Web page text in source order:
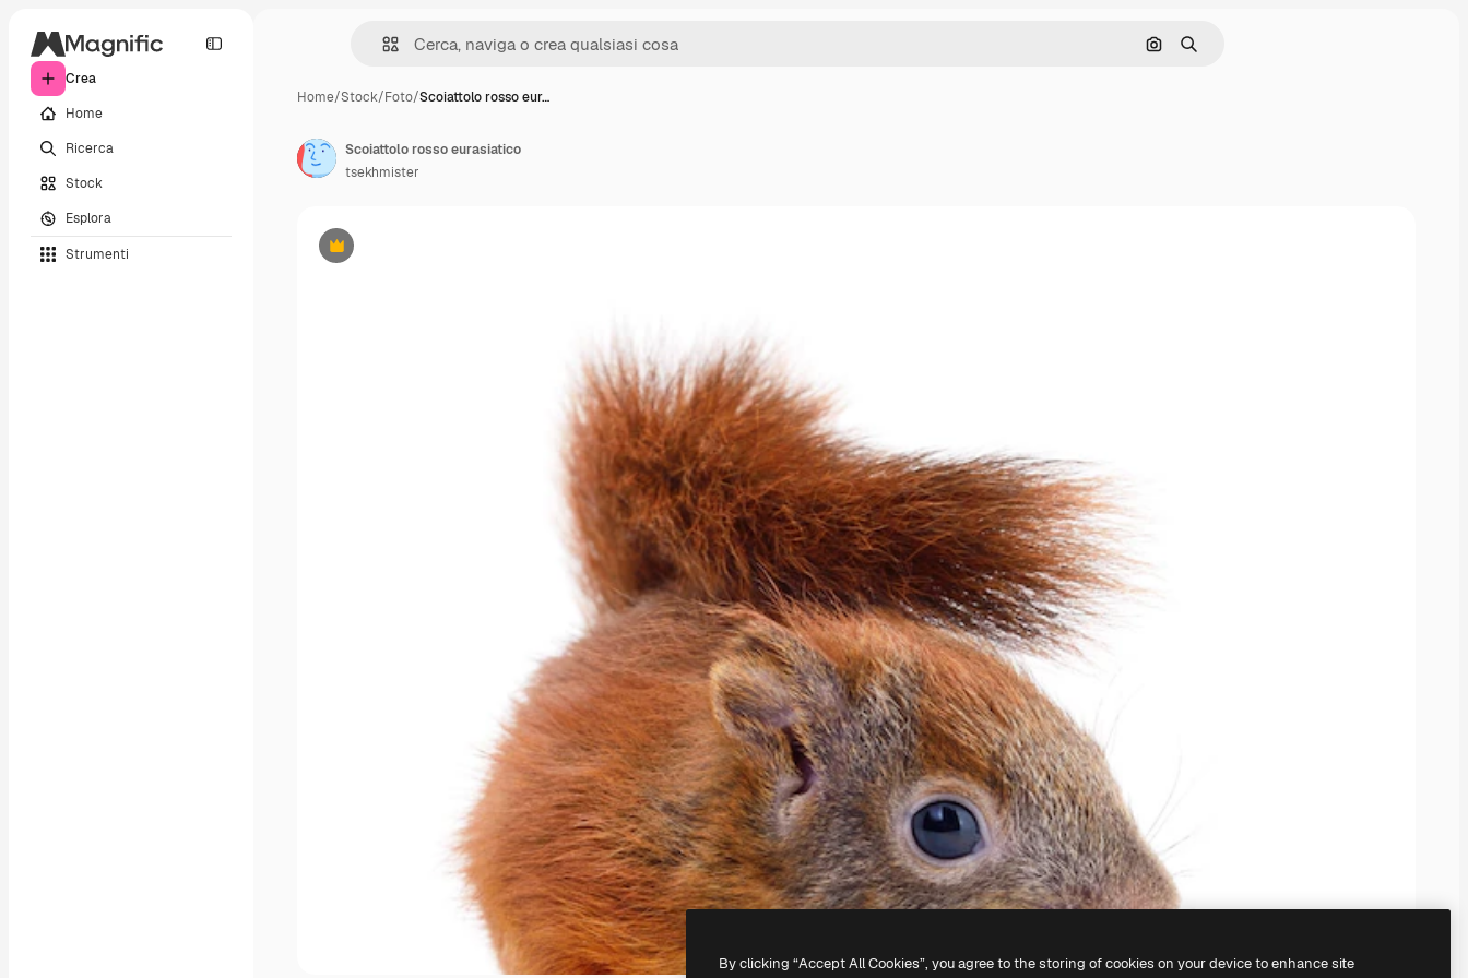
Crea
Home
Ricerca
Stock
Esplora
Strumenti
Cerca per immagine
Ricerca
Home/Stock/Foto/Scoiattolo rosso eur…
Premium
Scoiattolo rosso eurasiatico
tsekhmister
By clicking “Accept All Cookies”, you agree to the storing of cookies on your device to enhance site